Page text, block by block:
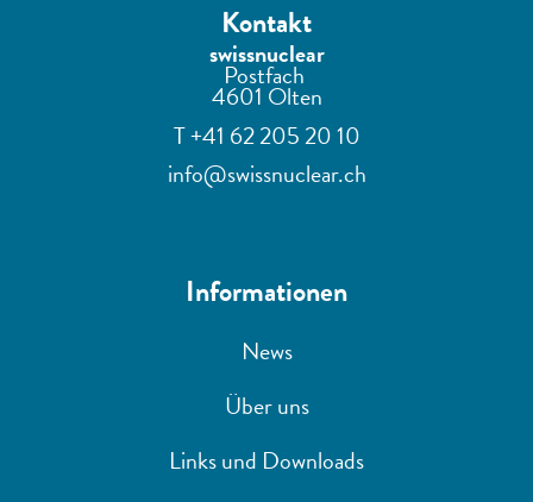
Kontakt
swissnuclear
Postfach
4601 Olten
T +41 62 205 20 10
info@swissnuclear.ch
Informationen
News
Über uns
Links und Downloads